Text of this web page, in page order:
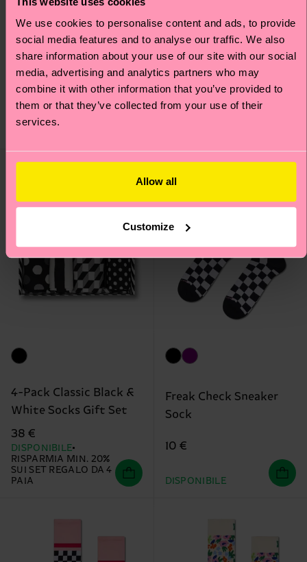
We use cookies to personalise content and ads, to provide
social media features and to analyse our traffic. We also
share information about your use of our site with our social
media, advertising and analytics partners who may
combine it with other information that you’ve provided to
them or that they’ve collected from your use of their
services.
Allow all
Customize
12 €
DISPONIBILE
H Monogram Mini Crew
Sock
10 €
4-Pack Classic Black &
White Socks Gift Set
38 €
DISPONIBILE
RISPARMIA MIN. 20%
SUI SET REGALO DA 4
PAIA
Freak Check Sneaker
Sock
10 €
DISPONIBILE